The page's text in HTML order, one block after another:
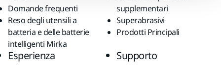
Domande frequenti
Reso degli utensili a
batteria e delle batterie
intelligenti Mirka
supplementari
Superabrasivi
Prodotti Principali
Esperienza Supporto